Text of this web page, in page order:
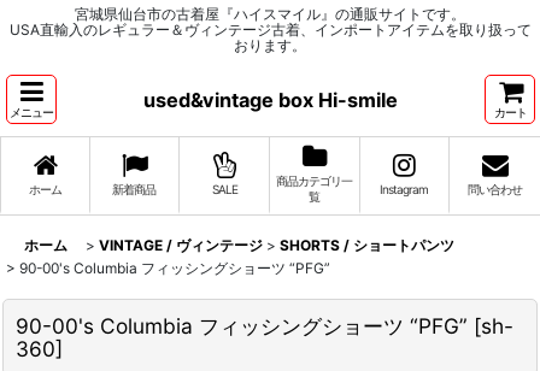
宮城県仙台市の古着屋『ハイスマイル』の通販サイトです。
USA直輸入のレギュラー＆ヴィンテージ古着、インポートアイテムを取り扱って
おります。
メニュー
used&vintage box Hi-smile
カート
ホーム 新着商品 SALE
商品カテゴリ一
覧
Instagram 問い合わせ
ホーム > VINTAGE / ヴィンテージ > SHORTS / ショートパンツ
> 90-00's Columbia フィッシングショーツ “PFG”
90-00's Columbia フィッシングショーツ “PFG” [sh-
360]